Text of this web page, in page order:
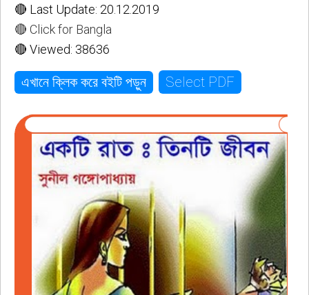
🔴 Last Update: 20.12.2019
🔴 Click for Bangla
🔴 Viewed: 38636
এখানে ক্লিক করে বইটি পড়ুন Select PDF